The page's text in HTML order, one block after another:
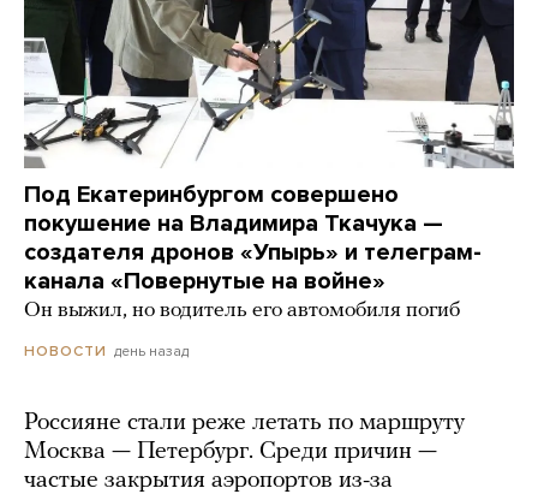
Под Екатеринбургом совершено
покушение на Владимира Ткачука —
создателя дронов «Упырь» и телеграм-
канала «Повернутые на войне»
Он выжил, но водитель его автомобиля погиб
НОВОСТИ день назад
Россияне стали реже летать по маршруту
Москва — Петербург. Среди причин —
частые закрытия аэропортов из-за